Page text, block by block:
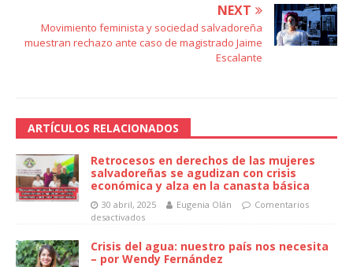
NEXT
Movimiento feminista y sociedad salvadoreña
muestran rechazo ante caso de magistrado Jaime
Escalante
ARTÍCULOS RELACIONADOS
Retrocesos en derechos de las mujeres
salvadoreñas se agudizan con crisis
económica y alza en la canasta básica
30 abril, 2025 Eugenia Olán
Comentarios
desactivados
Crisis del agua: nuestro país nos necesita
– por Wendy Fernández